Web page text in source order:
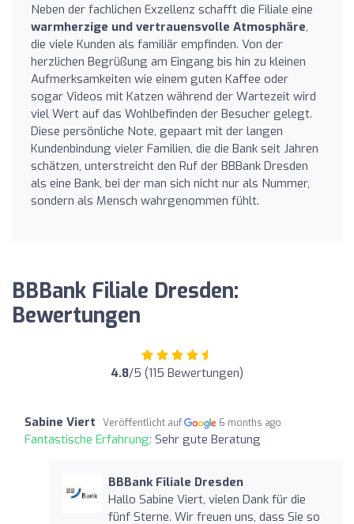
Neben der fachlichen Exzellenz schafft die Filiale eine
warmherzige und vertrauensvolle Atmosphäre,
die viele Kunden als familiär empfinden. Von der
herzlichen Begrüßung am Eingang bis hin zu kleinen
Aufmerksamkeiten wie einem guten Kaffee oder
sogar Videos mit Katzen während der Wartezeit wird
viel Wert auf das Wohlbefinden der Besucher gelegt.
Diese persönliche Note, gepaart mit der langen
Kundenbindung vieler Familien, die die Bank seit Jahren
schätzen, unterstreicht den Ruf der BBBank Dresden
als eine Bank, bei der man sich nicht nur als Nummer,
sondern als Mensch wahrgenommen fühlt.
BBBank Filiale Dresden:
Bewertungen
4.8/5 (115 Bewertungen)
Sabine Viert Veröffentlicht auf 6 months ago
Fantastische Erfahrung: Sehr gute Beratung
BBBank Filiale Dresden
Hallo Sabine Viert, vielen Dank für die
fünf Sterne. Wir freuen uns, dass Sie so